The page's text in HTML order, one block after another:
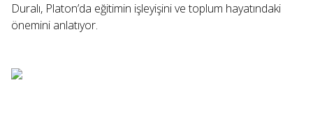
Duralı, Platon’da eğitimin işleyişini ve toplum hayatındaki
önemini anlatıyor.